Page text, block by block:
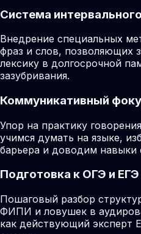
Система
Внедрение специальных
фраз и слов, позволяющих
лексику в долгосрочной
зазубривания.
Коммуникативный
Упор на практику
учимся думать на языке,
барьера и доводим навыки
Подготовка к ОГЭ и ЕГЭ
Пошаговый разбор
ФИПИ и ловушек в
как действующий эксперт